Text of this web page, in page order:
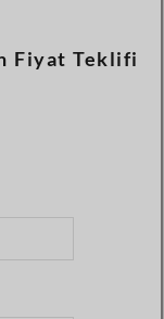
Fiyat Teklifi